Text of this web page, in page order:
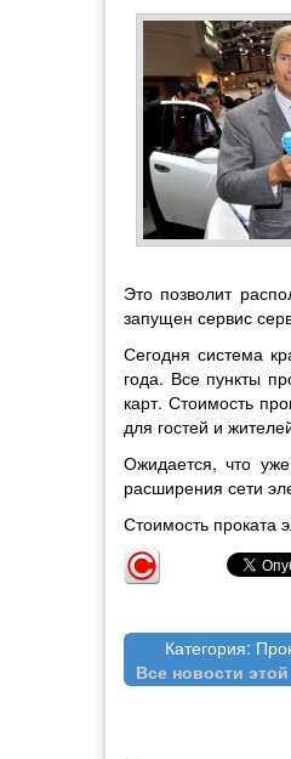
Это позволит
запущен сервис
Сегодня система
года. Все пункты
карт. Стоимость
для гостей и
Ожидается, что
расширения сети
Стоимость проката
Категория:
Все новости